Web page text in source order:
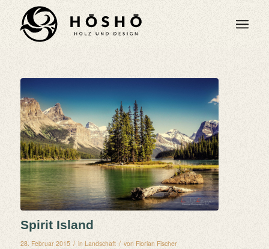
Spirit Island
28. Februar 2015 / in Landschaft / von Florian Fischer